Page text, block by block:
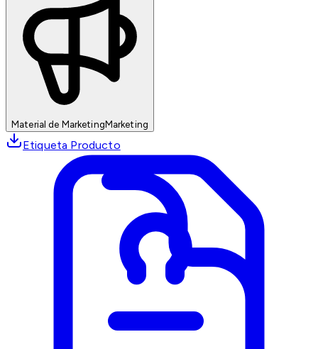
Material de MarketingMarketing
Etiqueta Producto